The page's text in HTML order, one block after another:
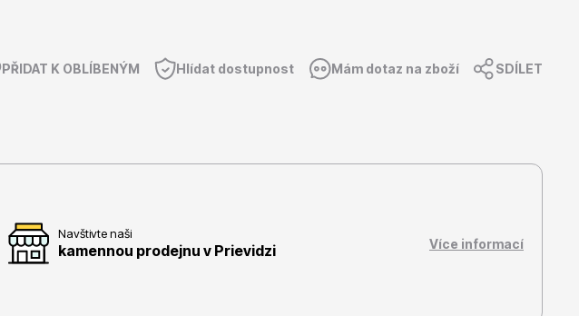
PŘIDAT K OBLÍBENÝM Hlídat dostupnost Mám dotaz na zboží SDÍLET
Navštivte naši
kamennou prodejnu v Prievidzi Více informací